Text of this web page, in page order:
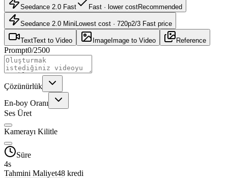
Seedance 2.0 Fast Fast · lower costRecommended
Seedance 2.0 Mini Lowest cost · 720p2/3 Fast price
TextText to Video Image Image to Video Reference
Prompt0/2500
Çözünürlük
En-boy Oranı
Ses Üret
Kamerayı Kilitle
Süre
4s
Tahmini Maliyet48 kredi